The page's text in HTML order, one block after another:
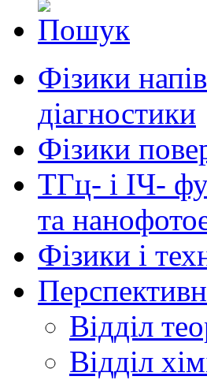
Фізики
діагностики
Фізики
ТГц- і ІЧ-
та
Фізики і
Відділ
Відділ